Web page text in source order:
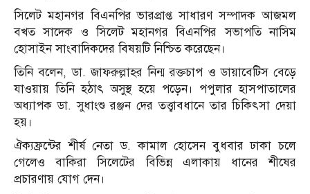
সিলেট মহানগর বিএনপির ভারপ্রাপ্ত সাধারণ সম্পাদক আজমল
বখত সাদেক ও সিলেট মহানগর বিএনপির সভাপতি নাসিম
হোসাইন সাংবাদিকদের বিষয়টি নিশ্চিত করেছেন।
তিনি বলেন, ডা. জাফরুল্লাহর নিন্ম রক্তচাপ ও ডায়াবেটিস বেড়ে
যাওয়ায় তিনি হঠাৎ অসুস্থ হয়ে পড়েন। পপুলার হাসপাতালের
অধ্যাপক ডা. সুধাংশু রঞ্জন দের তত্ত্বাবধানে তার চিকিৎসা দেয়া
হয়।
ঐক্যফ্রন্টের শীর্ষ নেতা ড. কামাল হোসেন বুধবার ঢাকা চলে
গেলেও বাকিরা সিলেটের বিভিন্ন এলাকায় ধানের শীষের
প্রচারণায় যোগ দেন।